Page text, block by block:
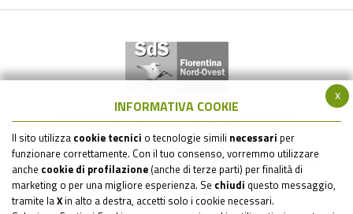
Società della Salute Zona Fiorentina Nord-Ovest
via Gramsci 561 - 50019 Sesto Fiorentino (FI)
C.F. - P.IVA : 05517820485
tel: 055 6930242 / 055 6930484 / 055 6930205 / e-mail:
sds.firenzenordovest@uslcentro.toscana.it
x
INFORMATIVA COOKIE
Il sito utilizza cookie tecnici o tecnologie simili necessari per
funzionare correttamente. Con il tuo consenso, vorremmo utilizzare
anche cookie di profilazione (anche di terze parti) per finalità di
marketing o per una migliore esperienza. Se chiudi questo messaggio,
tramite laX in alto a destra, accetti solo i cookie necessari.